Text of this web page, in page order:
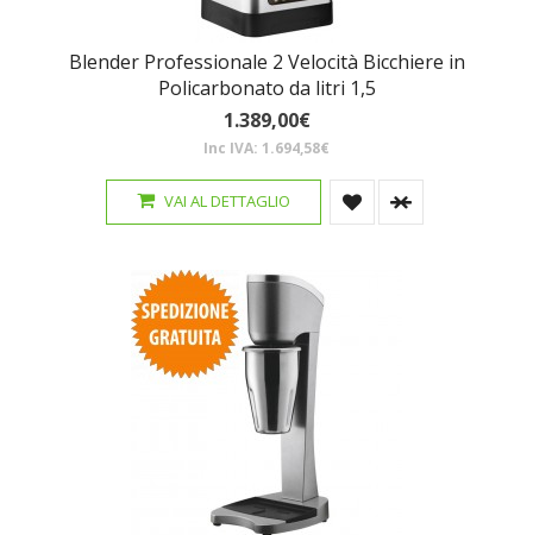
Blender Professionale 2 Velocità Bicchiere in
Policarbonato da litri 1,5
1.389,00€
Inc IVA: 1.694,58€
VAI AL DETTAGLIO